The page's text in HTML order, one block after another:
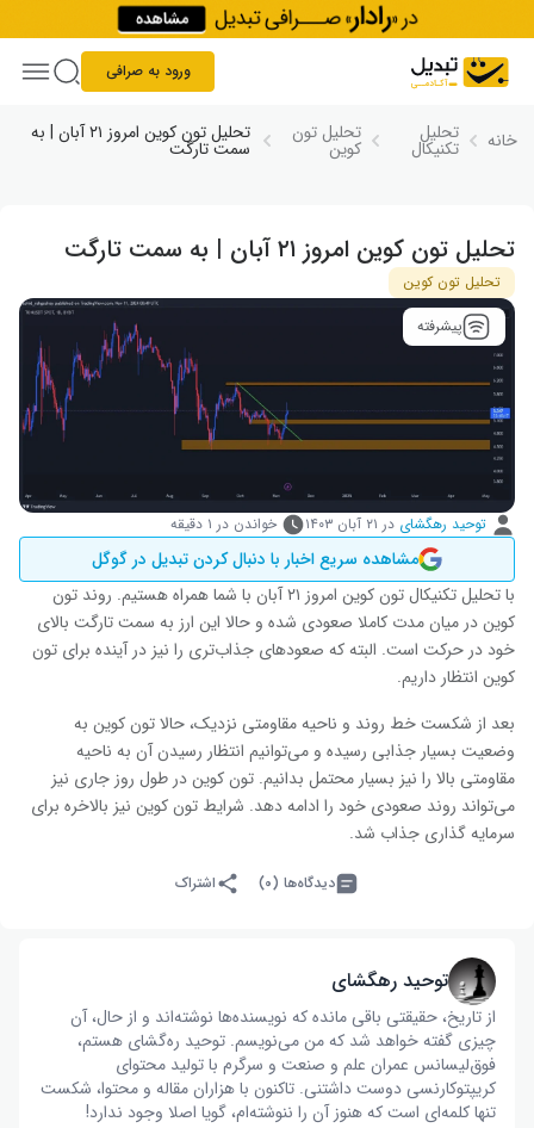
Skip to content
ورود به صرافی
خانه تحلیل
تکنیکال
تحلیل تون
کوین
تحلیل تون کوین امروز ۲۱ آبان | به
سمت تارگت
تحلیل تون کوین امروز ۲۱ آبان | به سمت تارگت
تحلیل تون کوین
پیشرفته
توحید رهگشای در ۲۱ آبان ۱۴۰۳ خواندن در ۱ دقیقه
مشاهده سریع اخبار با دنبال کردن تبدیل در گوگل
با تحلیل تکنیکال تون کوین امروز ۲۱ آبان با شما همراه هستیم. روند تون
کوین در میان مدت کاملا صعودی شده و حالا این ارز به سمت تارگت بالای
خود در حرکت است. البته که صعودهای جذاب‌تری را نیز در آینده برای تون
کوین انتظار داریم.
بعد از شکست خط روند و ناحیه مقاومتی نزدیک، حالا تون کوین به
وضعیت بسیار جذابی رسیده و می‌توانیم انتظار رسیدن آن به ناحیه
مقاومتی بالا را نیز بسیار محتمل بدانیم. تون کوین در طول روز جاری نیز
می‌تواند روند صعودی خود را ادامه دهد. شرایط تون کوین نیز بالاخره برای
سرمایه گذاری جذاب شد.
دیدگاه‌ها (۰) اشتراک
توحید رهگشای
از تاریخ، حقیقتی باقی مانده که نویسنده‌ها نوشته‌اند و از حال، آن
چیزی گفته خواهد شد که من می‌نویسم. توحید ره‌گشای هستم،
فوق‌لیسانس عمران علم و صنعت و سرگرم با تولید محتوای
کریپتوکارنسی دوست داشتنی. تاکنون با هزاران مقاله و محتوا، شکست
تنها کلمه‌ای است که هنوز آن را ننوشته‌ام، گویا اصلا وجود ندارد!